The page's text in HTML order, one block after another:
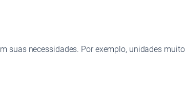
suas necessidades. Por exemplo, unidades